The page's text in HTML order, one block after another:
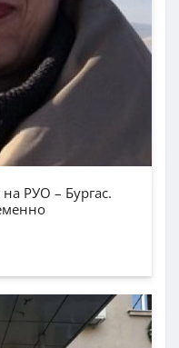
РУО – Бургас.